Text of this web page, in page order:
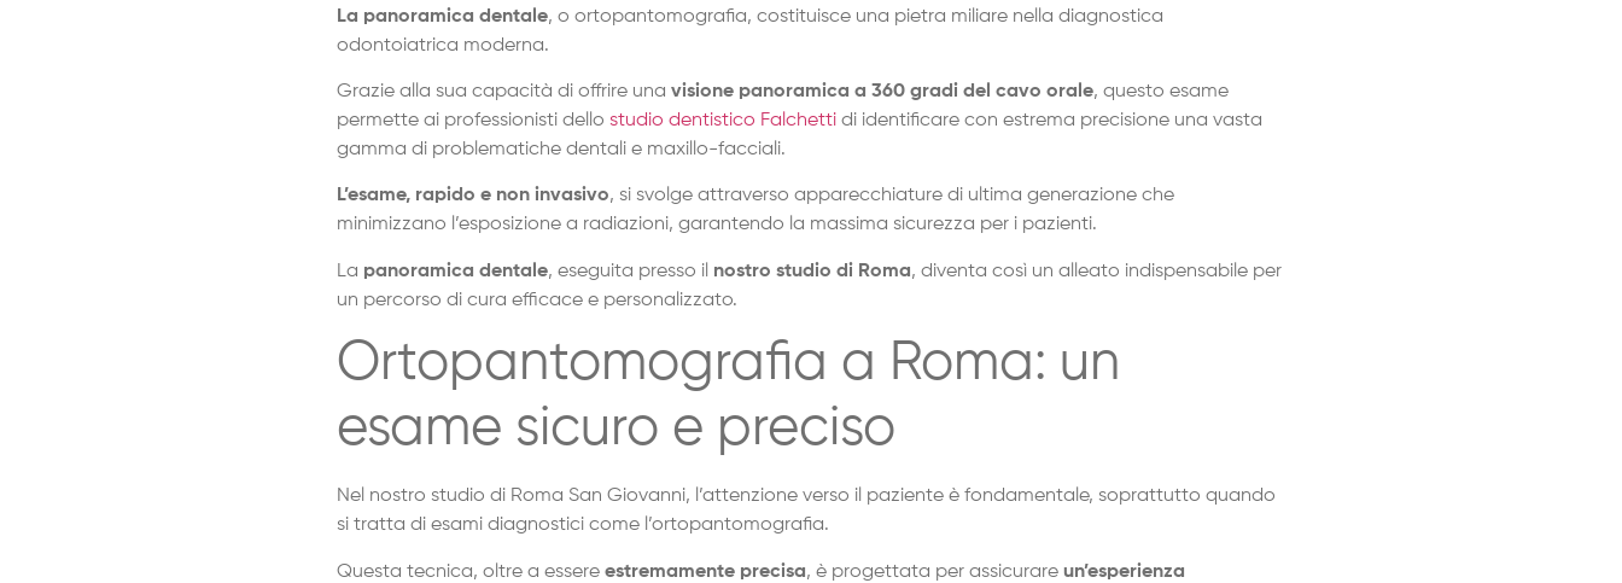
La panoramica dentale, o ortopantomografia, costituisce una pietra miliare nella diagnostica
odontoiatrica moderna.
Grazie alla sua capacità di offrire una visione panoramica a 360 gradi del cavo orale, questo esame
permette ai professionisti dello studio dentistico Falchettidi identificare con estrema precisione una vasta
gamma di problematiche dentali e maxillo-facciali.
L’esame, rapido e non invasivo, si svolge attraverso apparecchiature di ultima generazione che
minimizzano l’esposizione a radiazioni, garantendo la massima sicurezza per i pazienti.
La panoramica dentale, eseguita presso il nostro studio di Roma, diventa così un alleato indispensabile per
un percorso di cura efficace e personalizzato.
Ortopantomografia a Roma: un
esame sicuro e preciso
Nel nostro studio di Roma San Giovanni, l’attenzione verso il paziente è fondamentale, soprattutto quando
si tratta di esami diagnostici come l’ortopantomografia.
Questa tecnica, oltre a essere estremamente precisa, è progettata per assicurare un’esperienza